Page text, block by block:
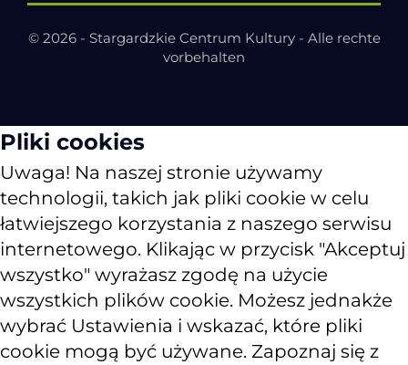
© 2026 - Stargardzkie Centrum Kultury - Alle rechte
vorbehalten
Pliki cookies
Uwaga! Na naszej stronie używamy
technologii, takich jak pliki cookie w celu
łatwiejszego korzystania z naszego serwisu
internetowego. Klikając w przycisk "Akceptuj
wszystko" wyrażasz zgodę na użycie
wszystkich plików cookie. Możesz jednakże
wybrać Ustawienia i wskazać, które pliki
cookie mogą być używane. Zapoznaj się z